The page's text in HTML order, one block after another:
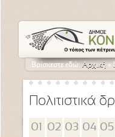
Βρίσκεστε εδώ:Αρχική »
Πολιτιστικά
01 02 03 04 05